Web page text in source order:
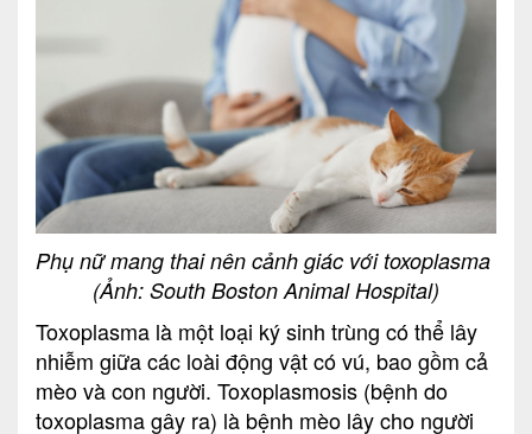
Phụ nữ mang thai nên cảnh giác với toxoplasma
(Ảnh: South Boston Animal Hospital)
Toxoplasma là một loại ký sinh trùng có thể lây
nhiễm giữa các loài động vật có vú, bao gồm cả
mèo và con người. Toxoplasmosis (bệnh do
toxoplasma gây ra) là bệnh mèo lây cho người